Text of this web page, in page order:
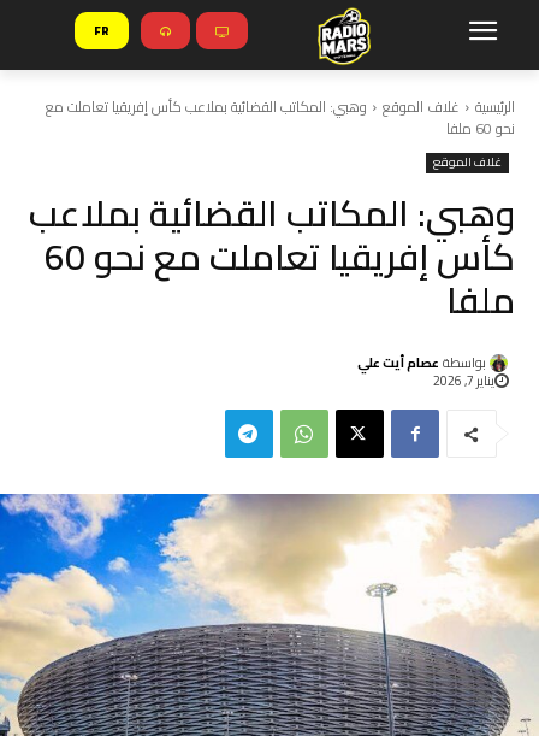
FR
الرئيسية غلاف الموقع وهبي: المكاتب القضائية بملاعب كأس إفريقيا تعاملت مع
نحو 60 ملفا
غلاف الموقع
وهبي: المكاتب القضائية بملاعب
كأس إفريقيا تعاملت مع نحو 60
ملفا
بواسطة عصام أيت علي
يناير 7, 2026